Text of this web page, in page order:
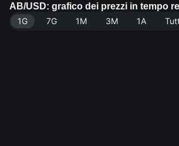
nte dei dati: Bitget Exchange. Ultimo
2026-08-07 16:09:58.
AB/USD: grafico dei prezzi in tempo
1G
7G 1M 3M 1A